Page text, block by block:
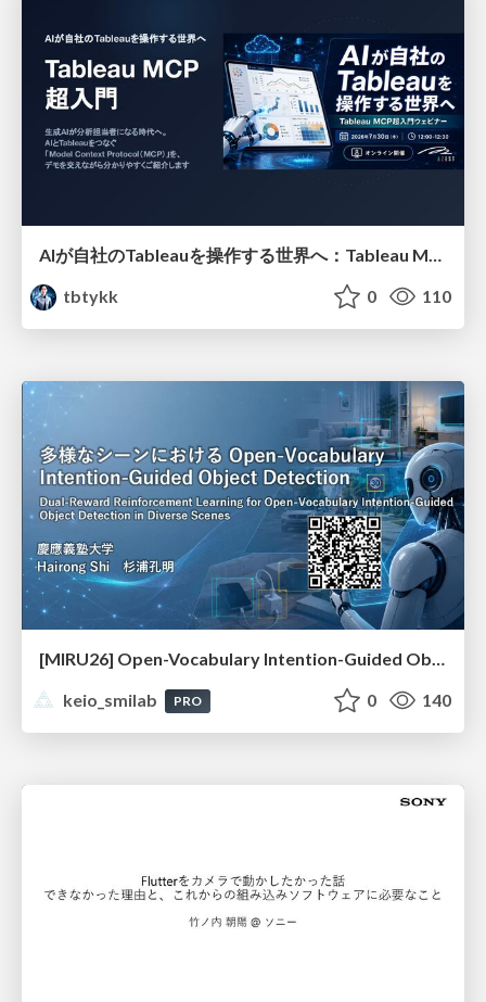
tbtykk
0 110
[MIRU26] Open-Vocabulary Intention-Guided Object Detection in Diverse Scenes
keio_smilab
PRO 0 140